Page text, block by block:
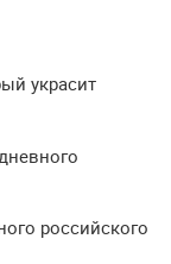
украсит
российского